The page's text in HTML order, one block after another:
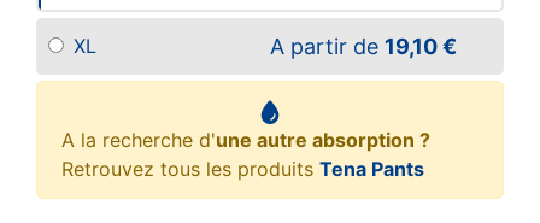
XL A partir de 19,10 €
A la recherche d'une autre absorption ?
Retrouvez tous les produits Tena Pants